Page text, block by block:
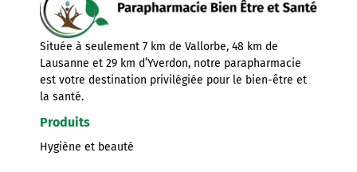
Située à seulement 7 km de Vallorbe, 48 km de
Lausanne et 29 km d’Yverdon, notre parapharmacie
est votre destination privilégiée pour le bien-être et
la santé.
Produits
Hygiène et beauté